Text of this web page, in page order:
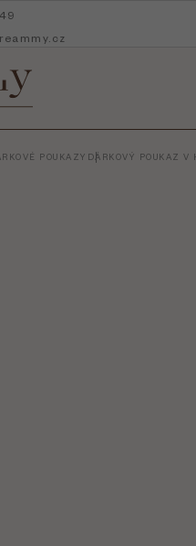
POUKAZY DÁRKOVÝ POUKAZ V